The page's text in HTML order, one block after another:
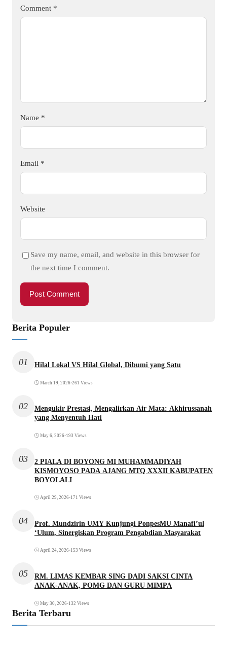
Comment *
Name *
Email *
Website
Save my name, email, and website in this browser for
the next time I comment.
Berita Populer
01 Hilal Lokal VS Hilal Global, Dibumi yang Satu
March 19, 2026•261 Views
02
Mengukir Prestasi, Mengalirkan Air Mata: Akhirussanah
yang Menyentuh Hati
May 6, 2026•193 Views
03
2 PIALA DI BOYONG MI MUHAMMADIYAH
KISMOYOSO PADA AJANG MTQ XXXII KABUPATEN
BOYOLALI
April 29, 2026•171 Views
04
Prof. Mundzirin UMY Kunjungi PonpesMU Manafi’ul
‘Ulum, Sinergiskan Program Pengabdian Masyarakat
April 24, 2026•153 Views
05
RM. LIMAS KEMBAR SING DADI SAKSI CINTA
ANAK-ANAK, POMG DAN GURU MIMPA
May 30, 2026•132 Views
Berita Terbaru